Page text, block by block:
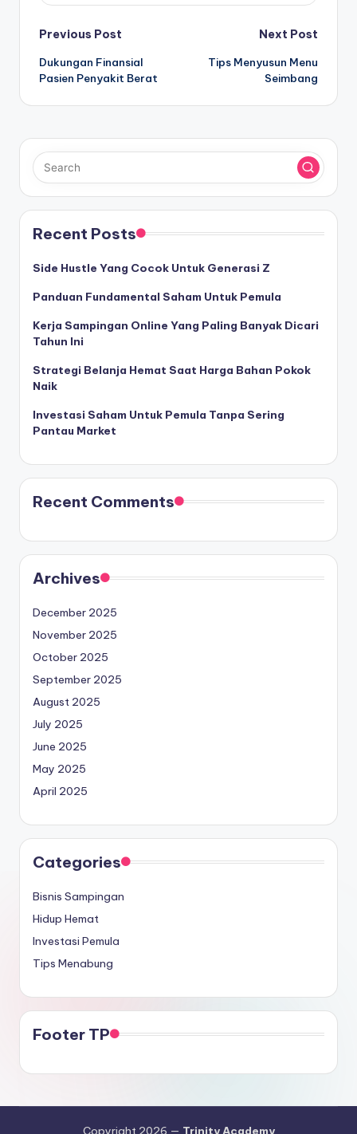
Post
navigation
Previous Post
Dukungan Finansial
Pasien Penyakit Berat
Next Post
Tips Menyusun Menu
Seimbang
Recent Posts
Side Hustle Yang Cocok Untuk Generasi Z
Panduan Fundamental Saham Untuk Pemula
Kerja Sampingan Online Yang Paling Banyak Dicari
Tahun Ini
Strategi Belanja Hemat Saat Harga Bahan Pokok
Naik
Investasi Saham Untuk Pemula Tanpa Sering
Pantau Market
Recent Comments
Archives
December 2025
November 2025
October 2025
September 2025
August 2025
July 2025
June 2025
May 2025
April 2025
Categories
Bisnis Sampingan
Hidup Hemat
Investasi Pemula
Tips Menabung
Footer TP
Copyright 2026 — Trinity Academy